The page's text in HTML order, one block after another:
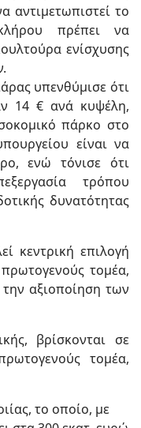
αντιμετωπιστεί το
πρέπει να
ενίσχυσης
υπενθύμισε ότι
14 € ανά κυψέλη,
πάρκο στο
είναι να
ενώ τόνισε ότι
τρόπου
δυνατότητας
κεντρική επιλογή
τομέα,
την αξιοποίηση των
βρίσκονται σε
τομέα,
το οποίο, με